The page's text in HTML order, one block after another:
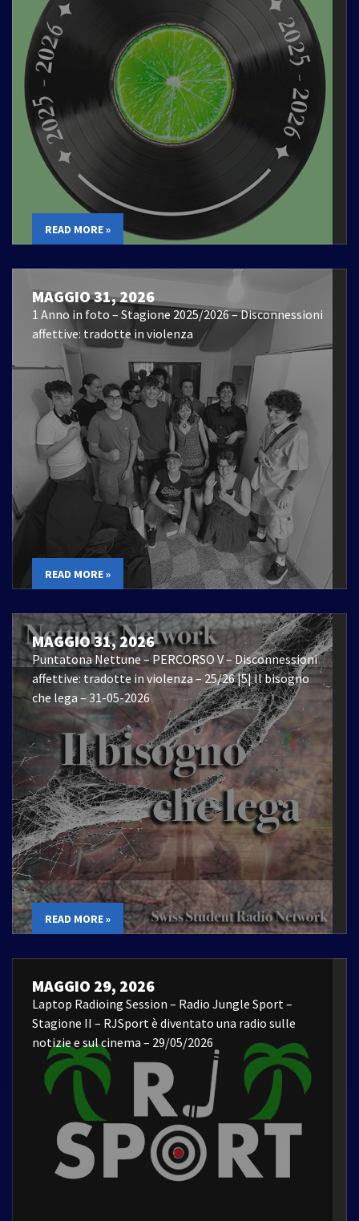
READ MORE »
MAGGIO 31, 2026
1 Anno in foto – Stagione 2025/2026 – Disconnessioni
affettive: tradotte in violenza
READ MORE »
MAGGIO 31, 2026
Puntatona Nettune – PERCORSO V – Disconnessioni
affettive: tradotte in violenza – 25/26 |5| Il bisogno
che lega – 31-05-2026
READ MORE »
MAGGIO 29, 2026
Laptop Radioing Session – Radio Jungle Sport –
Stagione II – RJSport è diventato una radio sulle
notizie e sul cinema – 29/05/2026